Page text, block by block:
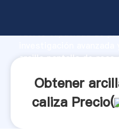
fuerte capacidad de
arcilla pantalla de roca
Obtener
caliza Precio(